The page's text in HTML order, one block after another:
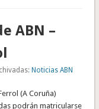
ABN –
Noticias ABN
(A Coruña)
podrán matricularse